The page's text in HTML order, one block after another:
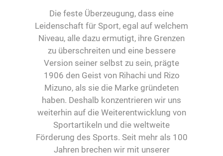
Die feste Überzeugung, dass eine
Leidenschaft für Sport, egal auf welchem​​
Niveau, alle dazu ermutigt, ihre Grenzen
zu überschreiten und eine bessere
Version seiner selbst zu sein, prägte
1906 den Geist von Rihachi und Rizo
Mizuno, als sie die Marke gründeten
haben. Deshalb konzentrieren wir uns
weiterhin auf die Weiterentwicklung von
Sportartikeln und die weltweite
Förderung des Sports. Seit mehr als 100
Jahren brechen wir mit unserer